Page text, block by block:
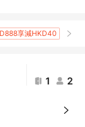
享減HKD40
享減HKD50
1 2